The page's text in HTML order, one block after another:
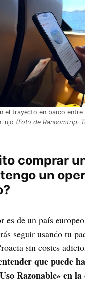
el trayecto en barco entre
lujo (Foto de Randomtrip.
comprar
un
es de un país
seguir usando tu
sin costes
que puede
Razonable» en